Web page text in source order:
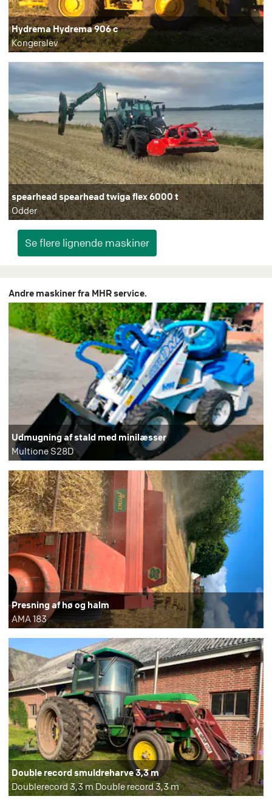
Hydrema Hydrema 906 c
Kongerslev
spearhead spearhead twiga flex 6000 t
Odder
Andre maskiner fra MHR service.
Udmugning af stald med minilæsser
Multione S28D
Presning af hø og halm
AMA 183
Double record smuldreharve 3,3 m
Doublerecord 3,3 m Double record 3,3 m